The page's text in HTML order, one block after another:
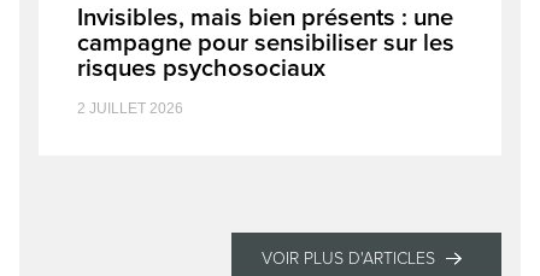
Invisibles, mais bien présents : une
campagne pour sensibiliser sur les
risques psychosociaux
2 JUILLET 2026
VOIR PLUS D'ARTICLES